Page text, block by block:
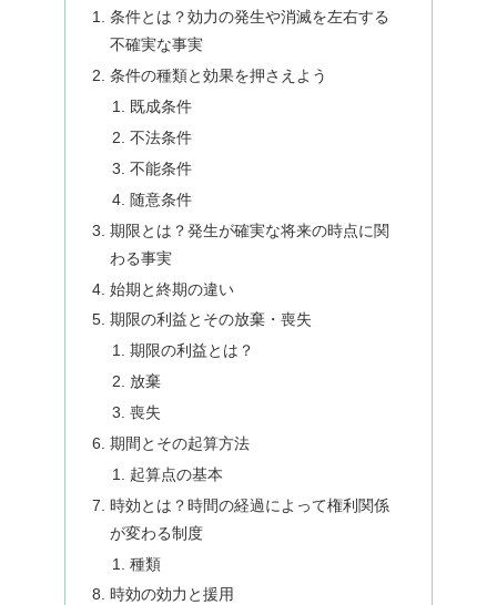
条件とは？効力の発生や消滅を左右する
不確実な事実
条件の種類と効果を押さえよう
既成条件
不法条件
不能条件
随意条件
期限とは？発生が確実な将来の時点に関
わる事実
始期と終期の違い
期限の利益とその放棄・喪失
期限の利益とは？
放棄
喪失
期間とその起算方法
起算点の基本
時効とは？時間の経過によって権利関係
が変わる制度
種類
時効の効力と援用